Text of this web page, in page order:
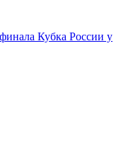
Кубка России у